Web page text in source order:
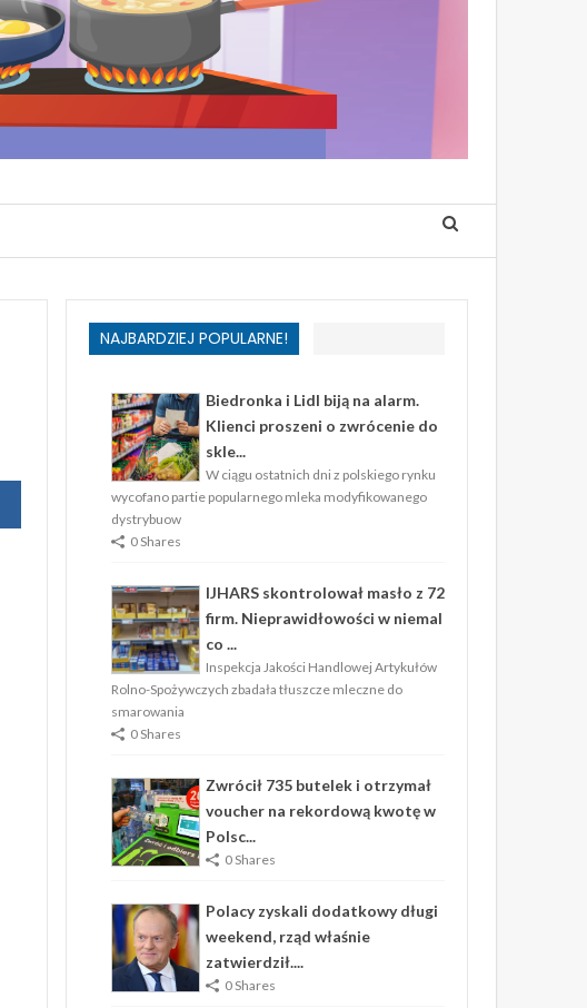
NAJBARDZIEJ POPULARNE!
Biedronka i Lidl biją na alarm.
Klienci proszeni o zwrócenie do
skle...
W ciągu ostatnich dni z polskiego rynku
wycofano partie popularnego mleka modyfikowanego
dystrybuow
0 Shares
IJHARS skontrolował masło z 72
firm. Nieprawidłowości w niemal
co ...
Inspekcja Jakości Handlowej Artykułów
Rolno-Spożywczych zbadała tłuszcze mleczne do
smarowania
0 Shares
Zwrócił 735 butelek i otrzymał
voucher na rekordową kwotę w
Polsc...
0 Shares
Polacy zyskali dodatkowy długi
weekend, rząd właśnie
zatwierdził....
0 Shares